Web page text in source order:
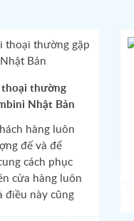
thoại thường
Nhật Bản
hàng luôn
đế và để
cách phục
cửa hàng luôn
điều này cũng